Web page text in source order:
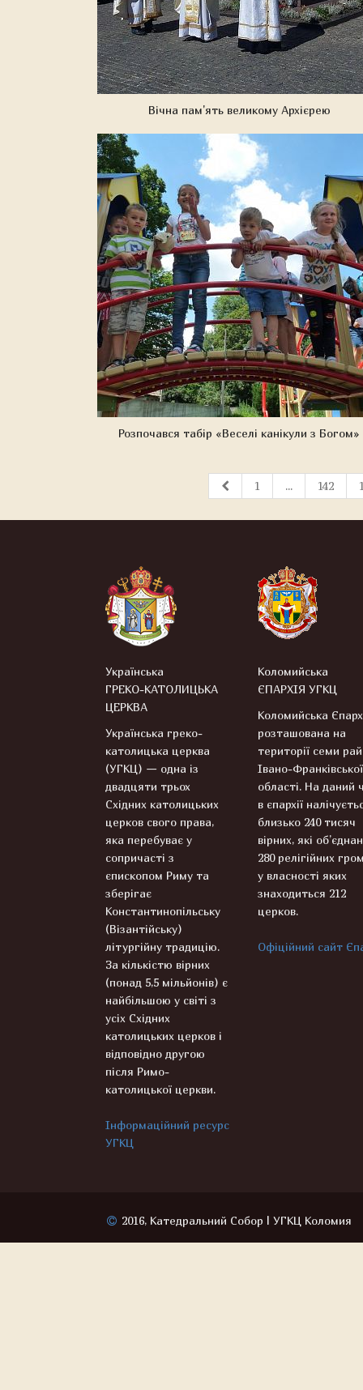
Вічна пам'ять великому Архієрею
Розпочався табір «Веселі канікули з Богом»
1 ... 142
Українська
ГРЕКО-КАТОЛИЦЬКА
ЦЕРКВА
Українська греко-
католицька церква
(УГКЦ) — одна із
двадцяти трьох
Східних католицьких
церков свого права,
яка перебуває у
сопричасті з
єпископом Риму та
зберігає
Константинопільську
(Візантійську)
літургійну традицію.
За кількістю вірних
(понад 5,5 мільйонів) є
найбільшою у світі з
усіх Східних
католицьких церков і
відповідно другою
після Римо-
католицької церкви.
Інформаційний ресурс
УГКЦ
Коломийська
ЄПАРХІЯ УГКЦ
Коломийська
розташована на
території семи
Івано-Франківської
області. На даний
в єпархії
близько 240 тисяч
вірних, які
280 релігійних
у власності яких
знаходиться 212
церков.
Офіційний сайт
2016, Катедральний Собор | УГКЦ Коломия